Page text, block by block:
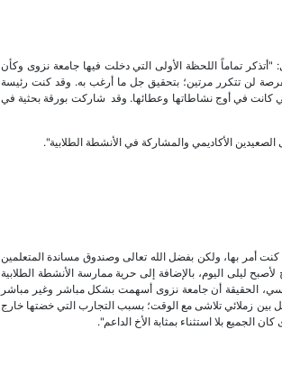
الإنجليزية والترجمة، تقول: "أتذكر تماماً اللحظة الأولى التي دخلت فيها جامعة نزوى وكأن
لن تتكرر مرتين؛ بتحقيق جل ما أرغب به. وقد كنت رئيسة
كانت في أوج نشاطاتها وعطائها. وقد شاركت بورقة بحثية في
الأكاديمي والمشاركة في الأنشطة الطلابية".
أمر بها، ولكن بفضل الله تعالى وصندوق مساندة المتعلمين
ليلى اليوم، بالإضافة إلى حرية ممارسة الأنشطة الطلابية
الحقيقة أن جامعة نزوى أسهمت بشكل مباشر وغير مباشر
بين زملائي تلاشى مع الوقت؛ بسبب التجارب التي خضتها خارج
بلا استثناء بمثابة الأخ الداعم".